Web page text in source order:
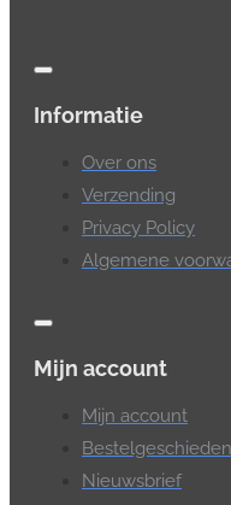
Informatie
Over ons
Verzending
Privacy Policy
Algemene
Mijn account
Mijn account
Nieuwsbrief